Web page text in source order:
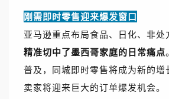
刚需即时零售迎来爆发窗口
亚马逊重点布局食品、日化、非处
精准切中了墨西哥家庭的日常痛点
普及，同城即时零售将成为新的增
卖家将迎来巨大的订单爆发机会。